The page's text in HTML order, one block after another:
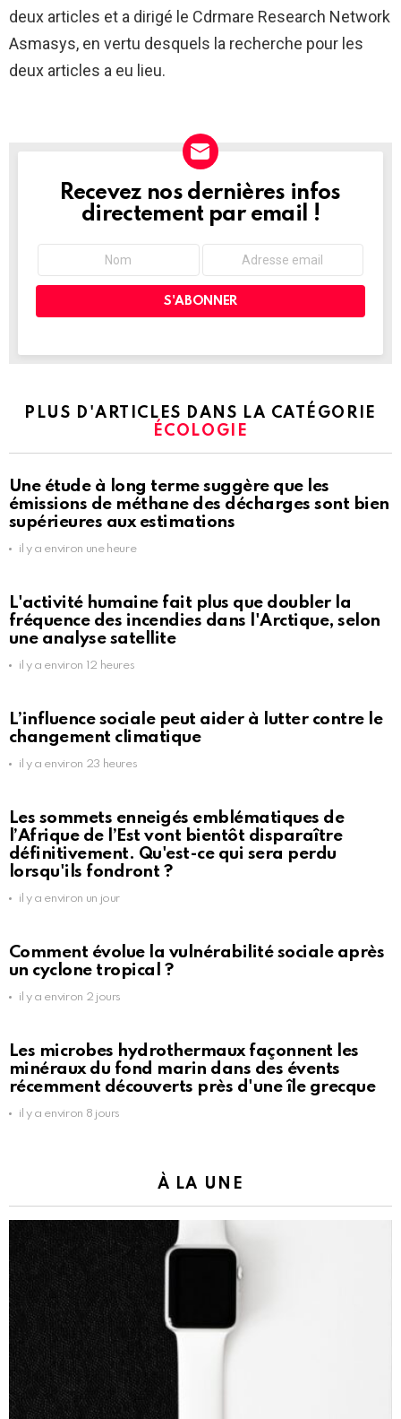
deux articles et a dirigé le Cdrmare Research Network
Asmasys, en vertu desquels la recherche pour les
deux articles a eu lieu.
NEWSLETTER
Recevez nos dernières infos
directement par email !
PLUS D'ARTICLES DANS LA CATÉGORIE
ÉCOLOGIE
Une étude à long terme suggère que les
émissions de méthane des décharges sont bien
supérieures aux estimations
il y a environ une heure
L'activité humaine fait plus que doubler la
fréquence des incendies dans l'Arctique, selon
une analyse satellite
il y a environ 12 heures
L’influence sociale peut aider à lutter contre le
changement climatique
il y a environ 23 heures
Les sommets enneigés emblématiques de
l’Afrique de l’Est vont bientôt disparaître
définitivement. Qu'est-ce qui sera perdu
lorsqu'ils fondront ?
il y a environ un jour
Comment évolue la vulnérabilité sociale après
un cyclone tropical ?
il y a environ 2 jours
Les microbes hydrothermaux façonnent les
minéraux du fond marin dans des évents
récemment découverts près d'une île grecque
il y a environ 8 jours
À LA UNE